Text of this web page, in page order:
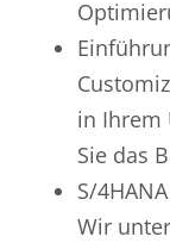
in Ihrem
Sie das
S/
Wir